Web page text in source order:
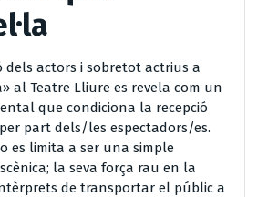
dels actors i sobretot actrius a
al Teatre Lliure es revela com un
que condiciona la recepció
part dels/les espectadors/es.
es limita a ser una simple
la seva força rau en la
de transportar el públic a